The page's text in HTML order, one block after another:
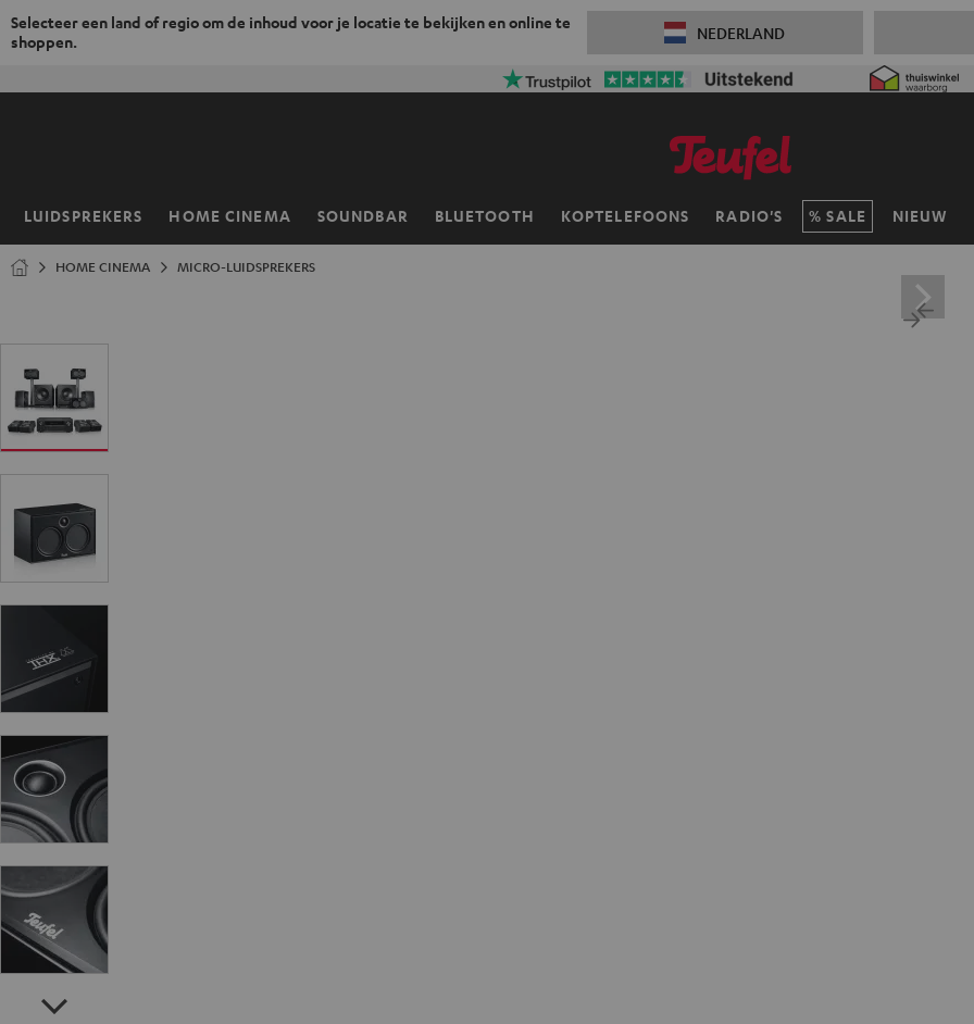
Selecteer een land of regio om de inhoud voor je locatie te bekijken en online te
shoppen.
NEDERLAND
LUIDSPREKERS HOME CINEMA SOUNDBAR BLUETOOTH KOPTELEFOONS RADIO'S SALE NIEUW
Home
HOME CINEMA MICRO-LUIDSPREKERS